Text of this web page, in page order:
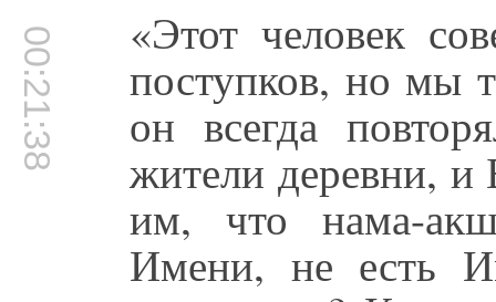
00:21:38 «Этот человек
поступков, но мы
он всегда
жители деревни, и
им, что нама-
Имени, не есть